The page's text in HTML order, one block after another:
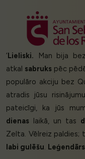
‘Lieliski. Man bija
atkal sabruks pēc
populāro akciju bez
atradis jūsu
pateicīgi, ka jūs
dienas laikā, un tas
Zelta. Vēlreiz paldies;
labi gulēšu.